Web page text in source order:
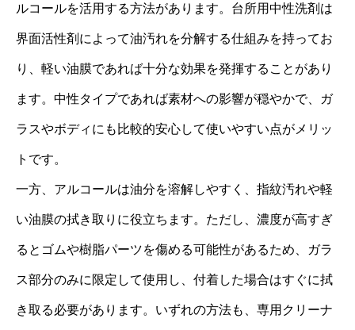
ルコールを活用する方法があります。台所用中性洗剤は
界面活性剤によって油汚れを分解する仕組みを持ってお
り、軽い油膜であれば十分な効果を発揮することがあり
ます。中性タイプであれば素材への影響が穏やかで、ガ
ラスやボディにも比較的安心して使いやすい点がメリッ
トです。
一方、アルコールは油分を溶解しやすく、指紋汚れや軽
い油膜の拭き取りに役立ちます。ただし、濃度が高すぎ
るとゴムや樹脂パーツを傷める可能性があるため、ガラ
ス部分のみに限定して使用し、付着した場合はすぐに拭
き取る必要があります。いずれの方法も、専用クリーナ